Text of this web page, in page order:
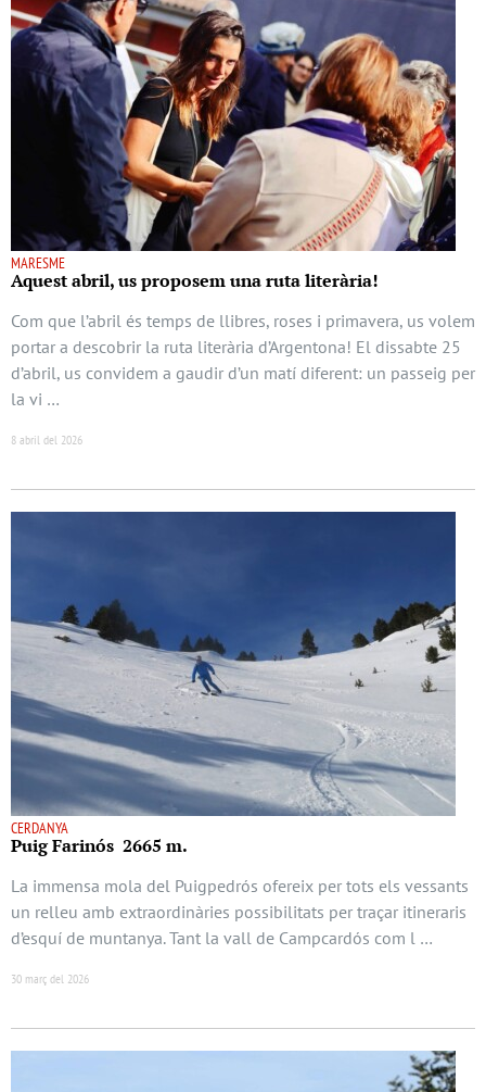
MARESME
Aquest abril, us proposem una ruta literària!
Com que l’abril és temps de llibres, roses i primavera, us volem
portar a descobrir la ruta literària d’Argentona! El dissabte 25
d’abril, us convidem a gaudir d’un matí diferent: un passeig per
la vi …
8 abril del 2026
CERDANYA
Puig Farinós 2665 m.
La immensa mola del Puigpedrós ofereix per tots els vessants
un relleu amb extraordinàries possibilitats per traçar itineraris
d’esquí de muntanya. Tant la vall de Campcardós com l …
30 març del 2026